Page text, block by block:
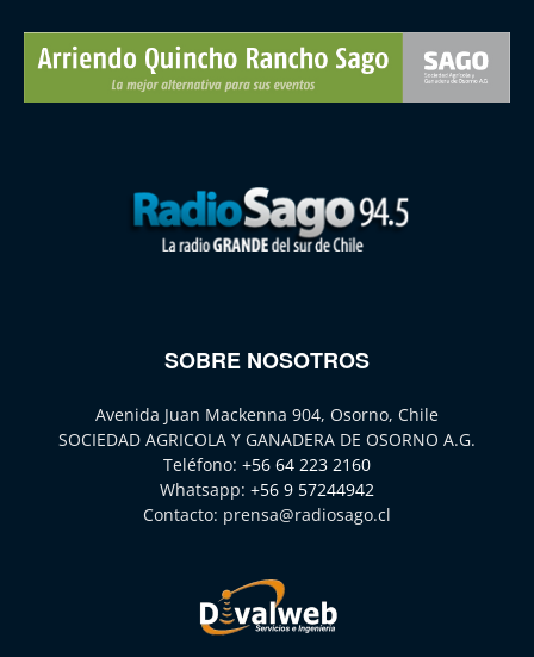
SOBRE NOSOTROS
Avenida Juan Mackenna 904, Osorno, Chile
SOCIEDAD AGRICOLA Y GANADERA DE OSORNO A.G.
Teléfono: +56 64 223 2160
Whatsapp: +56 9 57244942
Contacto: prensa@radiosago.cl